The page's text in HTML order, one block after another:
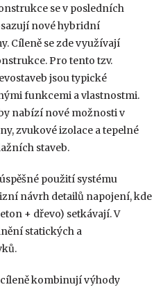
se v posledních
nové hybridní
Cíleně se zde využívají
Pro tento tzv.
jsou typické
funkcemi a vlastnostmi.
nabízí nové možnosti v
zvukové izolace a tepelné
staveb.
použití systému
návrh detailů napojení, kde
+ dřevo) setkávají. V
statických a
kombinují výhody